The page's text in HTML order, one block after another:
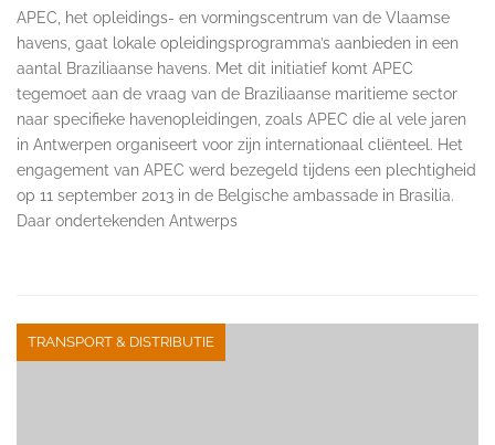
APEC, het opleidings- en vormingscentrum van de Vlaamse
havens, gaat lokale opleidingsprogramma’s aanbieden in een
aantal Braziliaanse havens. Met dit initiatief komt APEC
tegemoet aan de vraag van de Braziliaanse maritieme sector
naar specifieke havenopleidingen, zoals APEC die al vele jaren
in Antwerpen organiseert voor zijn internationaal cliënteel. Het
engagement van APEC werd bezegeld tijdens een plechtigheid
op 11 september 2013 in de Belgische ambassade in Brasilia.
Daar ondertekenden Antwerps
TRANSPORT & DISTRIBUTIE